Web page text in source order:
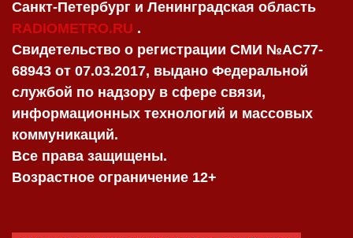
Санкт-Петербург и Ленинградская область
RADIOMETRO.RU .
Свидетельство о регистрации СМИ №AC77-
68943 от 07.03.2017, выдано Федеральной
службой по надзору в сфере связи,
информационных технологий и массовых
коммуникаций.
Все права защищены.
Возрастное ограничение 12+